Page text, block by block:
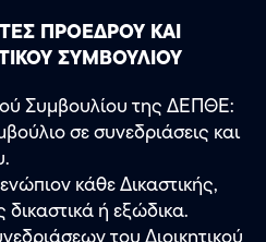
ΠΡΟΕΔΡΟΥ ΚΑΙ
ΣΥΜΒΟΥΛΙΟΥ
Συμβουλίου της ΔΕΠΘΕ:
σε συνεδριάσεις και
κάθε Δικαστικής,
δικαστικά ή εξώδικα.